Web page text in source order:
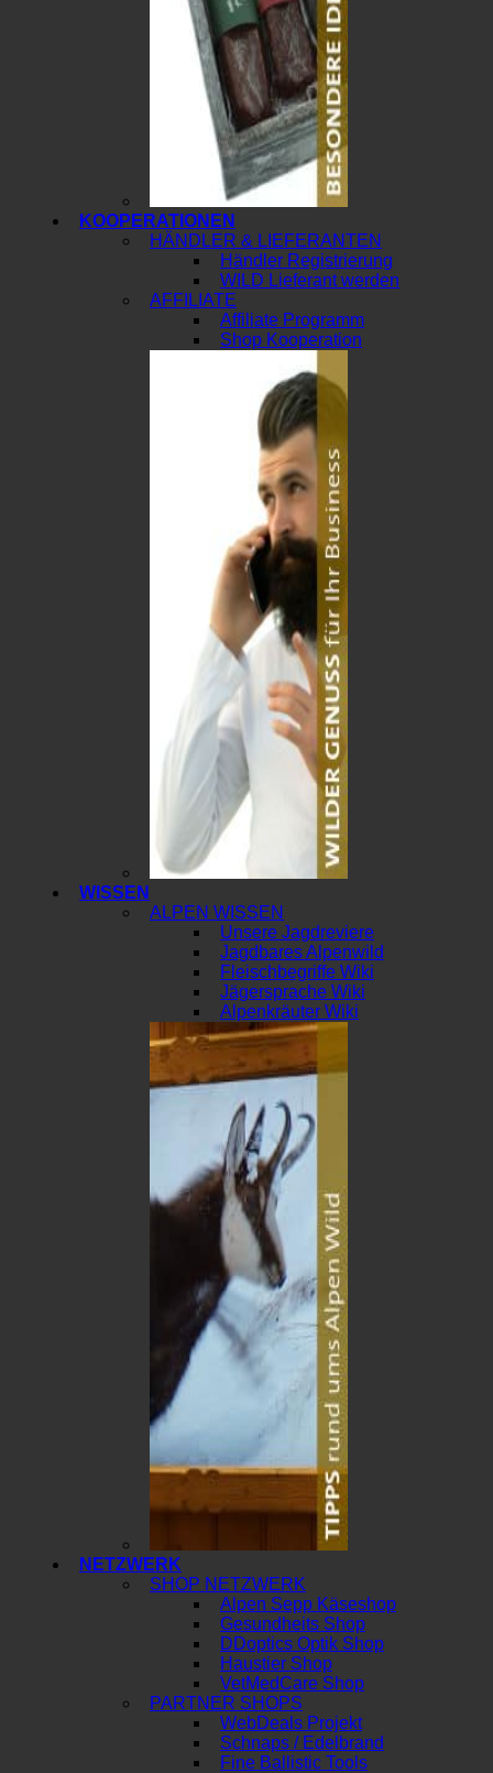
KOOPERATIONEN
HÄNDLER & LIEFERANTEN
Händler Registrierung
WILD Lieferant werden
AFFILIATE
Affiliate Programm
Shop Kooperation
WISSEN
ALPEN WISSEN
Unsere Jagdreviere
Jagdbares Alpenwild
Fleischbegriffe Wiki
Jägersprache Wiki
Alpenkräuter Wiki
NETZWERK
SHOP NETZWERK
Alpen Sepp Käseshop
Gesundheits Shop
DDoptics Optik Shop
Haustier Shop
VetMedCare Shop
PARTNER SHOPS
WebDeals Projekt
Schnaps / Edelbrand
Fine Ballistic Tools